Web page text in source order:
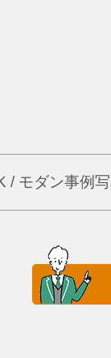
/ モダン事例